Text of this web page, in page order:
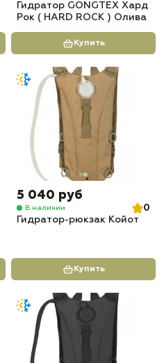
Гидратор GONGTEX Хард
Рок ( HARD ROCK ) Олива
Купить
5 040 руб
В наличии
0
Гидратор-рюкзак Койот
Купить